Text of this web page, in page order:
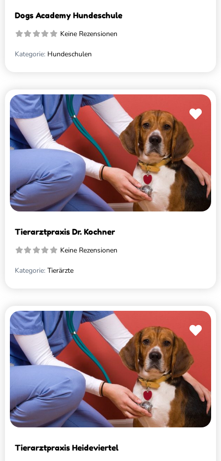
Dogs Academy Hundeschule
Keine Rezensionen
Kategorie: Hundeschulen
Tierarztpraxis Dr. Kochner
Keine Rezensionen
Kategorie: Tierärzte
Tierarztpraxis Heideviertel